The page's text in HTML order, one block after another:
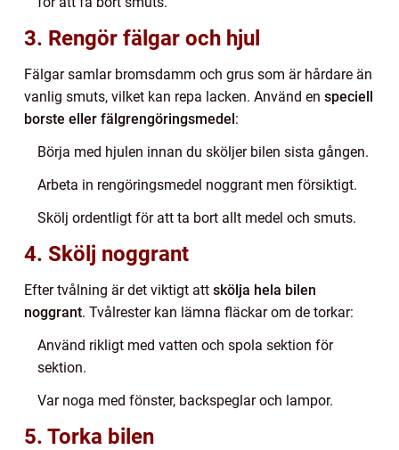
3. Rengör fälgar och hjul
Fälgar samlar bromsdamm och grus som är hårdare än
vanlig smuts, vilket kan repa lacken. Använd en speciell
borste eller fälgrengöringsmedel:
Börja med hjulen innan du sköljer bilen sista gången.
Arbeta in rengöringsmedel noggrant men försiktigt.
Skölj ordentligt för att ta bort allt medel och smuts.
4. Skölj noggrant
Efter tvålning är det viktigt att skölja hela bilen
noggrant. Tvålrester kan lämna fläckar om de torkar:
Använd rikligt med vatten och spola sektion för
sektion.
Var noga med fönster, backspeglar och lampor.
5. Torka bilen